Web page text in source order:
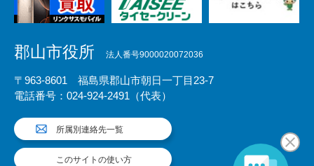
郡山市役所 法人番号9000020072036
〒963-8601 福島県郡山市朝日一丁目23-7
電話番号：024-924-2491（代表）
所属別連絡先一覧
このサイトの使い方